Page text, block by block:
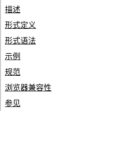
描述
形式定义
形式语法
示例
规范
浏览器兼容性
参见